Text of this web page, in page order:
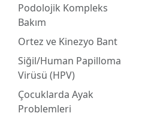
Podolojik Kompleks
Bakım
Ortez ve Kinezyo Bant
Siğil/Human Papilloma
Virüsü (HPV)
Çocuklarda Ayak
Problemleri